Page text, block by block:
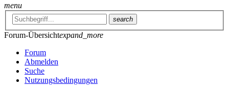
menu
search
Forum-Übersichtexpand_more
Forum
Abmelden
Suche
Nutzungsbedingungen